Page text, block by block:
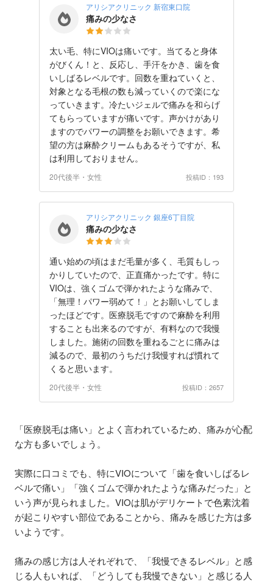
アリシアクリニック 新宿東口院
痛みの少なさ
太い毛、特にVIOは痛いです。当てると身体
がびくん！と、反応し、手汗をかき、歯を食
いしばるレベルです。回数を重ねていくと、
対象となる毛根の数も減っていくので楽にな
っていきます。冷たいジェルで痛みを和らげ
てもらっていますが痛いです。声かけがあり
ますのでパワーの調整をお願いできます。希
望の方は麻酔クリームもあるそうですが、私
は利用しておりません。
20代後半・女性 投稿ID：193
アリシアクリニック 銀座6丁目院
痛みの少なさ
通い始めの頃はまだ毛量が多く、毛質もしっ
かりしていたので、正直痛かったです。特に
VIOは、強くゴムで弾かれたような痛みで、
「無理！パワー弱めて！」とお願いしてしま
ったほどです。医療脱毛ですので麻酔を利用
することも出来るのですが、有料なので我慢
しました。施術の回数を重ねるごとに痛みは
減るので、最初のうちだけ我慢すれば慣れて
くると思います。
20代後半・女性 投稿ID：2657
「医療脱毛は痛い」とよく言われているため、痛みが心配
な方も多いでしょう。
実際に口コミでも、特にVIOについて「歯を食いしばるレ
ベルで痛い」「強くゴムで弾かれたような痛みだった」と
いう声が見られました。VIOは肌がデリケートで色素沈着
が起こりやすい部位であることから、痛みを感じた方は多
いようです。
痛みの感じ方は人それぞれで、「我慢できるレベル」と感
じる人もいれば、「どうしても我慢できない」と感じる人